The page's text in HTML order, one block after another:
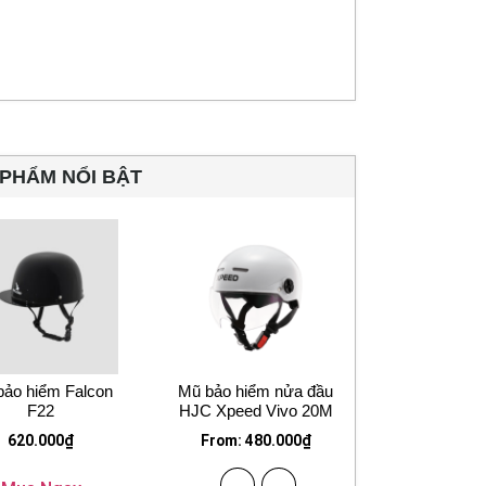
NỔI BẬT
hiểm Falcon
F22
620.000₫
Mũ bảo hiểm nửa đầu
HJC Xpeed Vivo 20M
From: 480.000₫